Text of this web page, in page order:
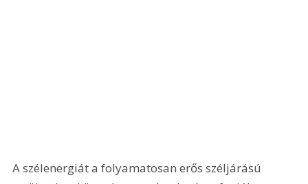
A szélenergiát a folyamatosan erős széljárású